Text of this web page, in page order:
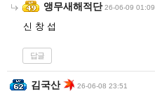
앵무새해적단 26-06-09 01:09
신 창 섭
답글
김국산 26-06-08 23:51